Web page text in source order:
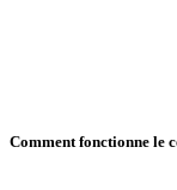
Comment fonctionne le